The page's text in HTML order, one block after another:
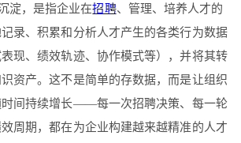
淀，是指企业在招聘、管理、培养人才的
录、积累和分析人才产生的各类行为数据
表现、绩效轨迹、协作模式等），并将其转
资产。这不是简单的存数据，而是让组织
时间持续增长——每一次招聘决策、每一轮
周期，都在为企业构建越来越精准的人才